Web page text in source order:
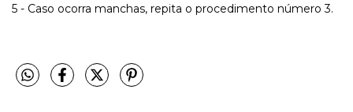
5 - Caso ocorra manchas, repita o procedimento número 3.